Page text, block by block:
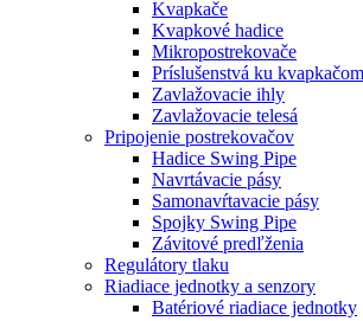
Kvapkače
Kvapkové hadice
Mikropostrekovače
Príslušenstvá ku kvapkačom
Zavlažovacie ihly
Zavlažovacie telesá
Pripojenie postrekovačov
Hadice Swing Pipe
Navrtávacie pásy
Samonavŕtavacie pásy
Spojky Swing Pipe
Závitové predľženia
Regulátory tlaku
Riadiace jednotky a senzory
Batériové riadiace jednotky